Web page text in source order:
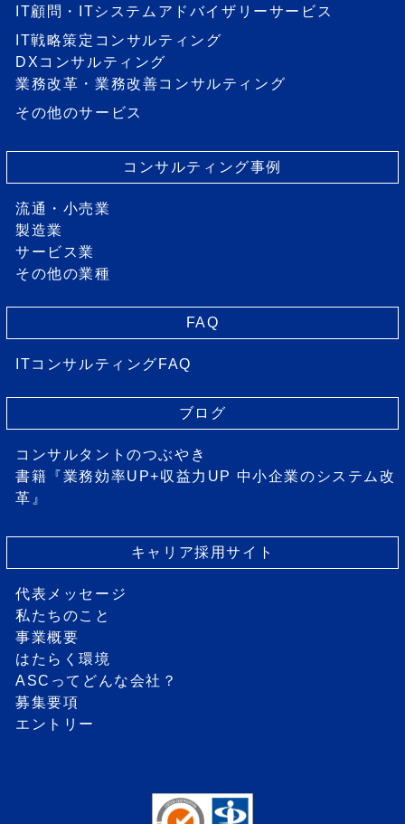
IT顧問・ITシステムアドバイザリーサービス
IT戦略策定コンサルティング
DXコンサルティング
業務改革・業務改善コンサルティング
その他のサービス
コンサルティング事例
流通・小売業
製造業
サービス業
その他の業種
FAQ
ITコンサルティングFAQ
ブログ
コンサルタントのつぶやき
書籍『業務効率UP+収益力UP 中小企業のシステム改
革』
キャリア採用サイト
代表メッセージ
私たちのこと
事業概要
はたらく環境
ASCってどんな会社？
募集要項
エントリー